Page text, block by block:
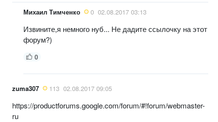
Михаил Тимченко 0 02.08.2017 03:13
Извините,я немного нуб... Не дадите ссылочку на этот
форум?)
0
zuma307 113 02.08.2017 09:05
https://productforums.google.com/forum/#!forum/webmaster-
ru